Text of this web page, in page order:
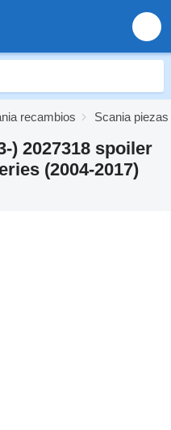
recambios Scania
) 2027318 spoiler
(2004-2017)